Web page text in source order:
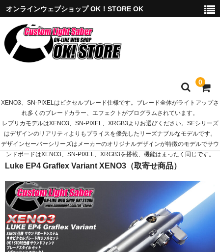
オンラインウェブショップ OK！STORE OK
0
XENO3モデル
XRGB3モデル
SN-PIXELモデル
デザインセーバーモデル
国内在庫商品
セーバーアクセサリー
XENO3、SN-PIXELはピクセルブレード仕様です。ブレード全体がライトアップさ
れ多くのブレードカラー、エフェクトがプログラムされています。
レプリカモデルはXENO3、SN-PIXEL、XRGB3よりお選びください。SEシリーズ
はデザインのリアリティよりもプライスを優先したリーズナブルなモデルです。
デザインセーバーシリーズはメーカーのオリジナルデザインが特徴のモデルでサウ
ンドボードはXENO3、SN-PIXEL、XRGB3を搭載、機能はまったく同じです。
Luke EP4 Graflex Variant XENO3（取寄せ商品）